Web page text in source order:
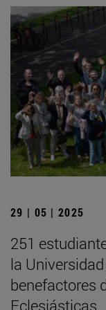
29 | 05 | 2025
251
la
benefactores
Eclesiásticas